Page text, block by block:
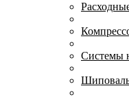
Системы